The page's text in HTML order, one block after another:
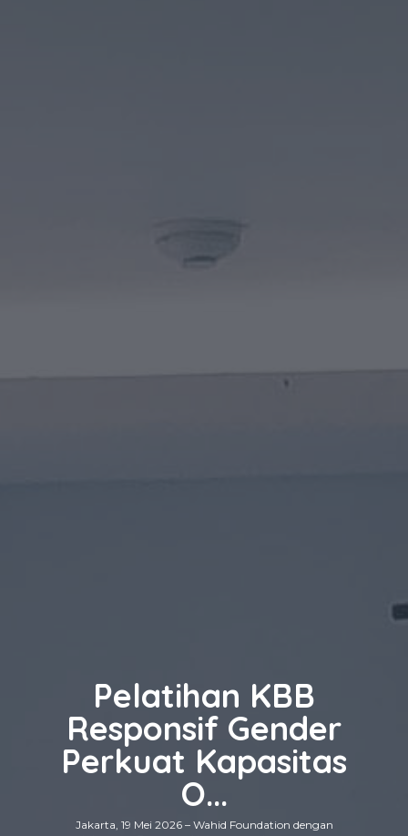
Peringatan Hari
Kartini, Wahid
Foundation dan
Sine...
Jakarta, 21 April 2026 — Dalam rangka memperingati
Wahid Foundation
Gelar Kick-off
Program
Penguatan...
Jakarta, 13 Juli 2026 – Wahid Foundation
Pelatihan KBB
Responsif Gender
Perkuat Kapasitas
O...
Jakarta, 19 Mei 2026 – Wahid Foundation dengan